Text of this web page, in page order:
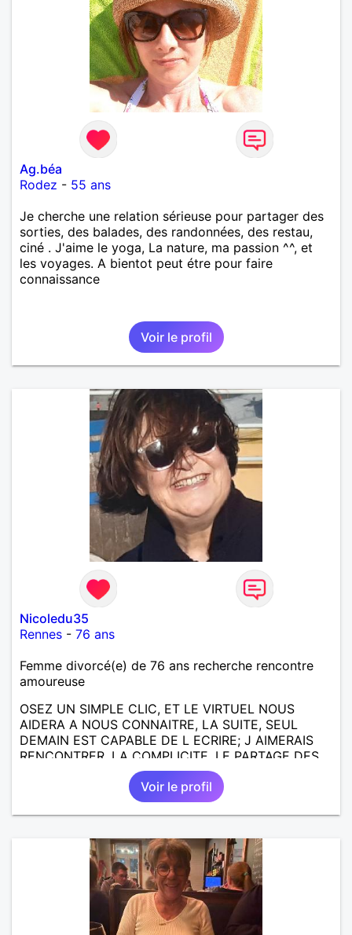
Ag.béa
Rodez - 55 ans
Je cherche une relation sérieuse pour partager des
sorties, des balades, des randonnées, des restau,
ciné . J'aime le yoga, La nature, ma passion ^^, et
les voyages. A bientot peut étre pour faire
connaissance
Voir le profil
Nicoledu35
Rennes - 76 ans
Femme divorcé(e) de 76 ans recherche rencontre
amoureuse
OSEZ UN SIMPLE CLIC, ET LE VIRTUEL NOUS
AIDERA A NOUS CONNAITRE, LA SUITE, SEUL
DEMAIN EST CAPABLE DE L ECRIRE; J AIMERAIS
RENCONTRER, LA COMPLICITE, LE PARTAGE DES
BELLES CHOSES DE LA VIE : BALADES, VOYAGES
EN FRANCE OU AILLEURS. ETRE A L ECOUTE DE L
AUTRE, ET LA VIE SERA PLUS BELLE
ENCORE.....................
Voir le profil